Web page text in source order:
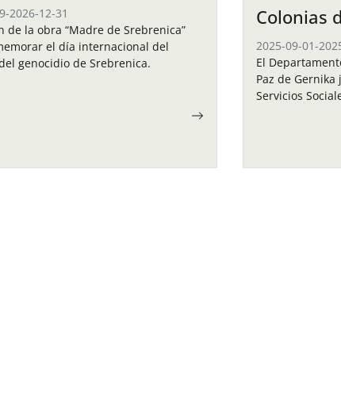
-2026-12-31
de la obra “Madre de Srebrenica”
el día internacional del
genocidio de Srebrenica.
Colonias
2025-09-01-
El
Paz de
Servicios